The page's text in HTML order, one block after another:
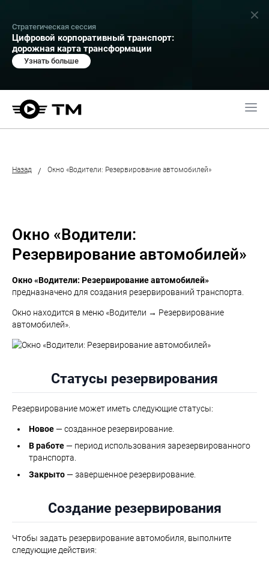
Стратегическая сессия
Цифровой корпоративный транспорт:
дорожная карта трансформации
Узнать больше
Назад / Окно «Водители: Резервирование автомобилей»
Окно «Водители:
Резервирование автомобилей»
Окно «Водители: Резервирование автомобилей»
предназначено для создания резервирований транспорта.
Окно находится в меню «Водители → Резервирование
автомобилей».
Статусы резервирования
Резервирование может иметь следующие статусы:
Новое— созданное резервирование.
В работе— период использования зарезервированного
транспорта.
Закрыто— завершенное резервирование.
Создание резервирования
Чтобы задать резервирование автомобиля, выполните
следующие действия: